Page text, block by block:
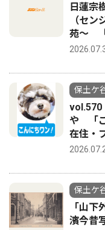
日蓮
（セ
苑〜 「
保土ケ
vol.570
や 「こ
在住・
保土ケ
「山
濱今昔